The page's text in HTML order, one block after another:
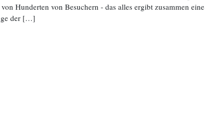
Hunderten von Besuchern - das alles ergibt zusammen eine
der […]